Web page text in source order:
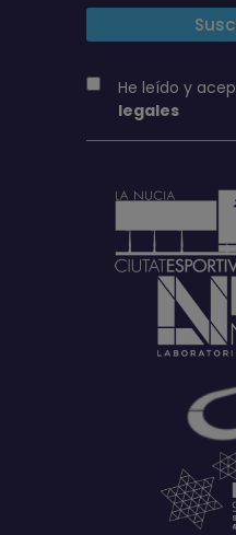
He leído y
legales